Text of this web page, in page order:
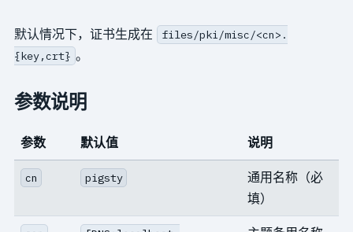
默认情况下，证书生成在
files/pki/misc/<cn>.
{key,crt} 。
参数说明
参数 默认值 说明
cn pigsty
通用名称（必
填）